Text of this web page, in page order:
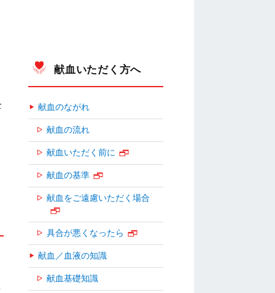
献血いただく方へ
献血のながれ
献血の流れ
献血いただく前に
献血の基準
献血をご遠慮いただく場合
具合が悪くなったら
献血／血液の知識
献血基礎知識